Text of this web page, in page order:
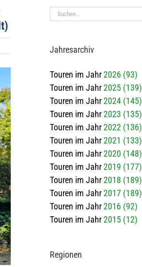
Suche
Jah­res­ar­chiv
Touren im Jahr2026 (93)
Touren im Jahr2025 (139)
Touren im Jahr2024 (145)
Touren im Jahr2023 (135)
Touren im Jahr2022 (136)
Touren im Jahr2021 (133)
Touren im Jahr2020 (148)
Touren im Jahr2019 (177)
Touren im Jahr2018 (189)
Touren im Jahr2017 (189)
Touren im Jahr2016 (92)
Touren im Jahr2015 (12)
Regio­nen